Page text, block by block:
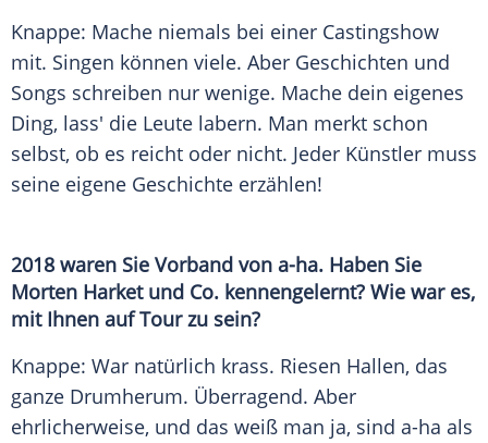
Knappe: Mache niemals bei einer Castingshow
mit. Singen können viele. Aber Geschichten und
Songs schreiben nur wenige. Mache dein eigenes
Ding, lass' die Leute labern. Man merkt schon
selbst, ob es reicht oder nicht. Jeder Künstler muss
seine eigene Geschichte erzählen!
2018 waren Sie Vorband von a-ha. Haben Sie
Morten Harketund Co. kennengelernt? Wie war es,
mit Ihnen auf Tour zu sein?
Knappe: War natürlich krass. Riesen Hallen, das
ganze Drumherum. Überragend. Aber
ehrlicherweise, und das weiß man ja, sind a-ha als